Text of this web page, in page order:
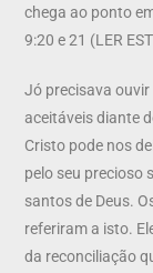
chega ao ponto
9:20 e 21 (LER
Jó precisava
aceitáveis diante
Cristo pode nos
pelo seu precioso
santos de Deus.
referiram a isto.
da reconciliação